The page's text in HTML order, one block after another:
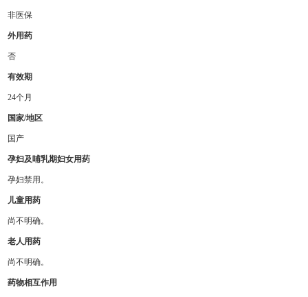
非医保
外用药
否
有效期
24个月
国家/地区
国产
孕妇及哺乳期妇女用药
孕妇禁用。
儿童用药
尚不明确。
老人用药
尚不明确。
药物相互作用